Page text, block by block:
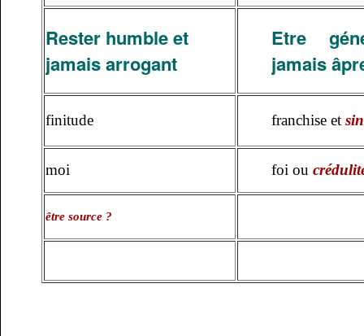
Rester humble et
jamais arrogant
Etre
jamais
finitude franchise et
moi foi ou
être source ?